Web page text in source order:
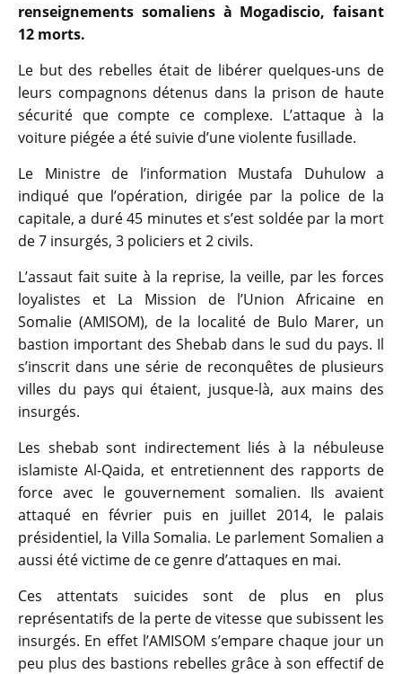
renseignements somaliens à Mogadiscio, faisant
12 morts.
Le but des rebelles était de libérer quelques-uns de
leurs compagnons détenus dans la prison de haute
sécurité que compte ce complexe. L’attaque à la
voiture piégée a été suivie d’une violente fusillade.
Le Ministre de l’information Mustafa Duhulow a
indiqué que l’opération, dirigée par la police de la
capitale, a duré 45 minutes et s’est soldée par la mort
de 7 insurgés, 3 policiers et 2 civils.
L’assaut fait suite à la reprise, la veille, par les forces
loyalistes et La Mission de l’Union Africaine en
Somalie (AMISOM), de la localité de Bulo Marer, un
bastion important des Shebab dans le sud du pays. Il
s’inscrit dans une série de reconquêtes de plusieurs
villes du pays qui étaient, jusque-là, aux mains des
insurgés.
Les shebab sont indirectement liés à la nébuleuse
islamiste Al-Qaida, et entretiennent des rapports de
force avec le gouvernement somalien. Ils avaient
attaqué en février puis en juillet 2014, le palais
présidentiel, la Villa Somalia. Le parlement Somalien a
aussi été victime de ce genre d’attaques en mai.
Ces attentats suicides sont de plus en plus
représentatifs de la perte de vitesse que subissent les
insurgés. En effet l’AMISOM s’empare chaque jour un
peu plus des bastions rebelles grâce à son effectif de